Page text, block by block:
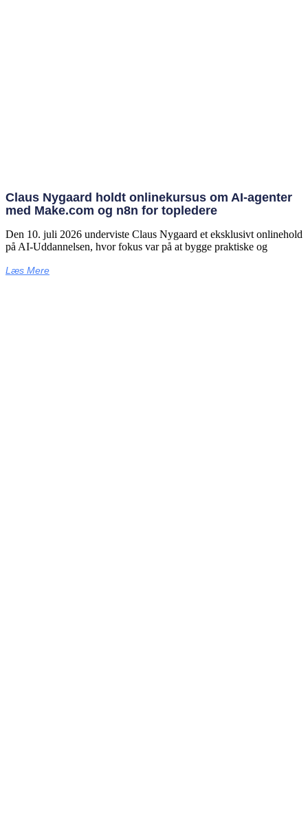
Claus Nygaard holdt onlinekursus om AI‑agenter
med Make.com og n8n for topledere
Den 10. juli 2026 underviste Claus Nygaard et eksklusivt onlinehold
på AI‑Uddannelsen, hvor fokus var på at bygge praktiske og
Læs Mere